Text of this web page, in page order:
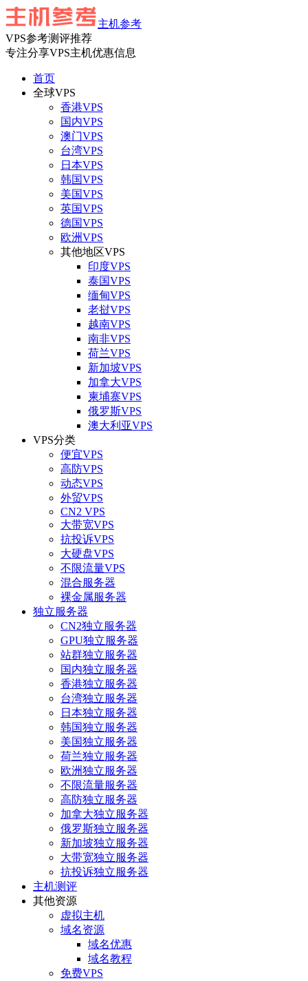
主机参考
VPS参考测评推荐
专注分享VPS主机优惠信息
首页
全球VPS
香港VPS
国内VPS
澳门VPS
台湾VPS
日本VPS
韩国VPS
美国VPS
英国VPS
德国VPS
欧洲VPS
其他地区VPS
印度VPS
泰国VPS
缅甸VPS
老挝VPS
越南VPS
南非VPS
荷兰VPS
新加坡VPS
加拿大VPS
柬埔寨VPS
俄罗斯VPS
澳大利亚VPS
VPS分类
便宜VPS
高防VPS
动态VPS
外贸VPS
CN2 VPS
大带宽VPS
抗投诉VPS
大硬盘VPS
不限流量VPS
混合服务器
裸金属服务器
独立服务器
CN2独立服务器
GPU独立服务器
站群独立服务器
国内独立服务器
香港独立服务器
台湾独立服务器
日本独立服务器
韩国独立服务器
美国独立服务器
荷兰独立服务器
欧洲独立服务器
不限流量服务器
高防独立服务器
加拿大独立服务器
俄罗斯独立服务器
新加坡独立服务器
大带宽独立服务器
抗投诉独立服务器
主机测评
其他资源
虚拟主机
域名资源
域名优惠
域名教程
免费VPS